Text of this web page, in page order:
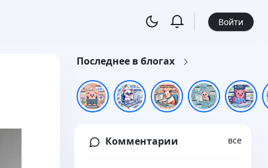
Войти
Последнее в блогах
Комментарии все